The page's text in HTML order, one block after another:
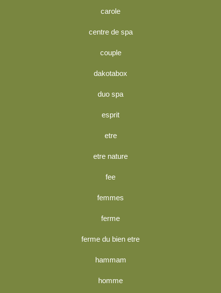
carole
centre de spa
couple
dakotabox
duo spa
esprit
etre
etre nature
fee
femmes
ferme
ferme du bien etre
hammam
homme